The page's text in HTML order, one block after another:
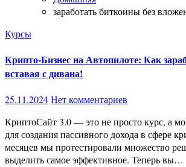
заработать биткоины без
Курсы
Крипто-Бизнес на Автопилоте: Как
вставая с дивана!
25.11.2024Нет комментариев
КриптоСайт 3.0 — это не просто курс, а мощный инструмент
для создания пассивного дохода в сфере
месяцев мы протестировали множество
выделить самое эффективное. Теперь вы…